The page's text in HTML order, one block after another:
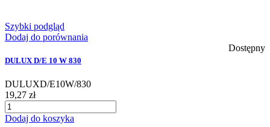
Szybki podgląd
Dodaj do porównania
Dostępny
DULUX D/E 10 W 830
DULUXD/E10W/830
19,27 zł
Dodaj do koszyka